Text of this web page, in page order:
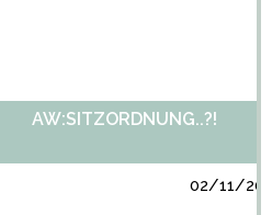
AW:SITZORDNUNG..?!
02/11/